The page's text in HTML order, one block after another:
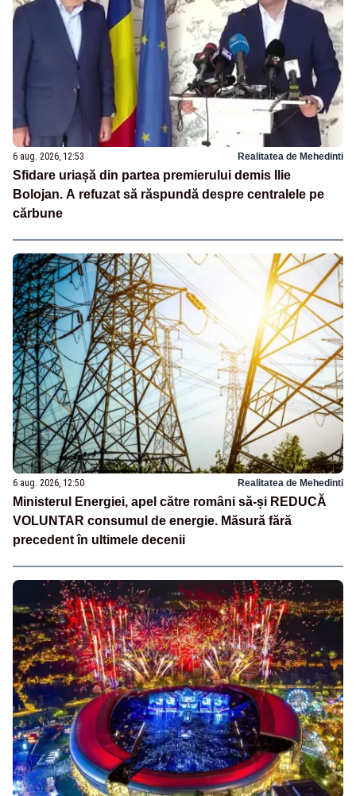
6 aug. 2026, 12:53 Realitatea de Mehedinti
Sfidare uriașă din partea premierului demis Ilie
Bolojan. A refuzat să răspundă despre centralele pe
cărbune
6 aug. 2026, 12:50 Realitatea de Mehedinti
Ministerul Energiei, apel către români să-și REDUCĂ
VOLUNTAR consumul de energie. Măsură fără
precedent în ultimele decenii